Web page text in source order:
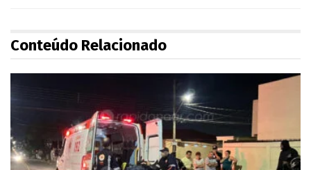
Conteúdo Relacionado